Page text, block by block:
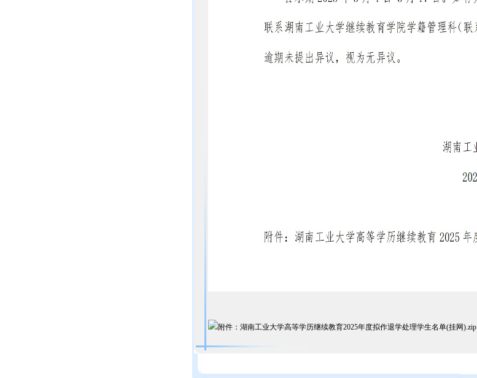
附件：湖南工业大学高等学历继续教育2025年度拟作退学处理学生名单(挂网).zip